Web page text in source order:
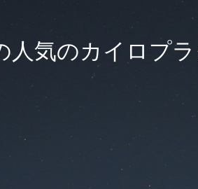
人気のカイロプ